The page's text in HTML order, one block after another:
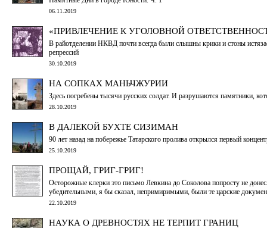
06.11.2019
«ПРИВЛЕЧЕНИЕ К УГОЛОВНОЙ
В райотделении НКВД почти всегда были слышны крики и стоны
репрессий
30.10.2019
НА СОПКАХ МАНЬЧЖУРИИ
Здесь погребены тысячи русских солдат. И разрушаются памятники,
28.10.2019
В ДАЛЕКОЙ БУХТЕ СИЗИМАН
90 лет назад на побережье Татарского пролива открылся первый
25.10.2019
ПРОЩАЙ, ГРИГ-ГРИГ!
Осторожные клерки это письмо Левкина до Соколова попросту не
убедительными, я бы сказал, непримиримыми, были те царские
22.10.2019
НАУКА О ДРЕВНОСТЯХ НЕ ТЕРПИТ ГРАНИЦ